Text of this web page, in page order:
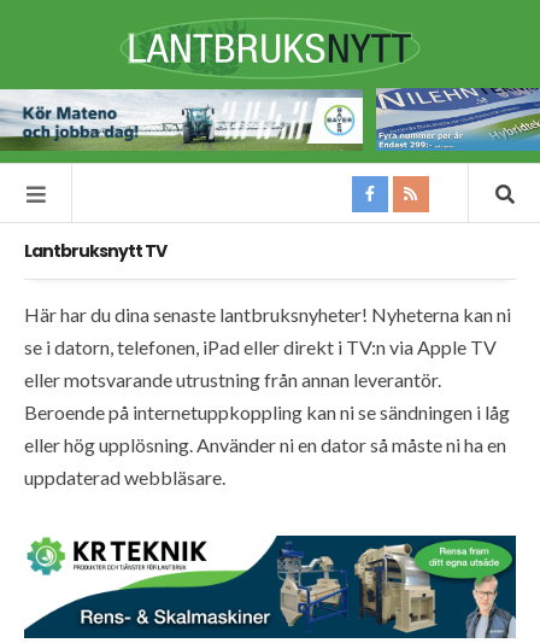
Lantbruksnytt TV
Här har du dina senaste lantbruksnyheter! Nyheterna kan ni
se i datorn, telefonen, iPad eller direkt i TV:n via Apple TV
eller motsvarande utrustning från annan leverantör.
Beroende på internetuppkoppling kan ni se sändningen i låg
eller hög upplösning. Använder ni en dator så måste ni ha en
uppdaterad webbläsare.